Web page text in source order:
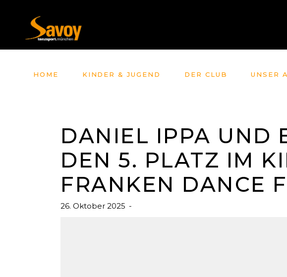
HOME KINDER & JUGEND DER CLUB UNSER
DANIEL IPPA UND
DEN 5. PLATZ IM
FRANKEN DANCE
26. Oktober 2025